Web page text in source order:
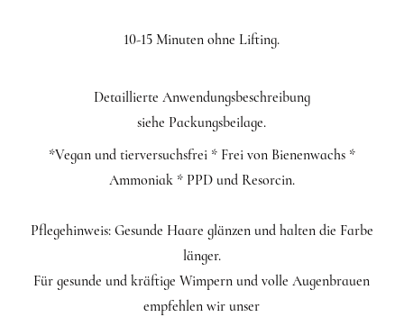
10-15 Minuten ohne Lifting.
Detaillierte Anwendungsbeschreibung
siehe Packungsbeilage.
*Vegan und tierversuchsfrei * Frei von Bienenwachs *
Ammoniak * PPD und Resorcin.
Pflegehinweis: Gesunde Haare glänzen und halten die Farbe
länger.
Für gesunde und kräftige Wimpern und volle Augenbrauen
empfehlen wir unser